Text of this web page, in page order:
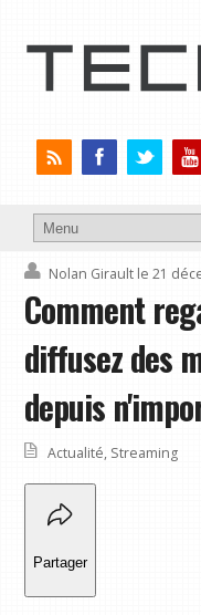
Nolan Girault le 21
Comment
diffusez des
depuis
Actualité, Streaming
Partager